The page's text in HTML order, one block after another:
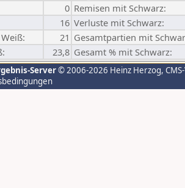
0 Remisen mit Schwarz:
16 Verluste mit Schwarz:
21 Gesamtpartien mit
23,8 Gesamt % mit Schwarz:
Server© 2006-2026 Heinz Herzog,